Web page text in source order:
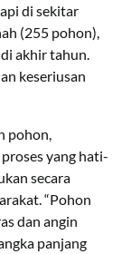
di sekitar
(255 pohon),
akhir tahun.
keseriusan
pohon,
yang hati-
secara
“Pohon
dan angin
panjang